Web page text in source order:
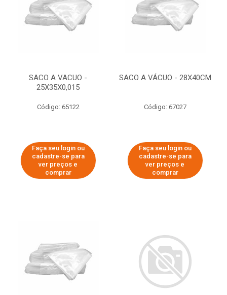
SACO A VACUO -
25X35X0,015
Código: 65122
Faça seu login ou
cadastre-se para
ver preços e
comprar
SACO A VÁCUO - 28X40CM
Código: 67027
Faça seu login ou
cadastre-se para
ver preços e
comprar